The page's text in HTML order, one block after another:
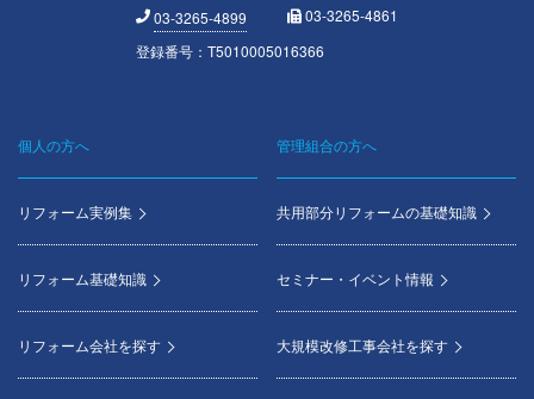
03-3265-4899
03-3265-4861
登録番号：T5010005016366
Footer
menu
個人の方へ
リフォーム実例集
リフォーム基礎知識
リフォーム会社を探す
管理組合の方へ
共用部分リフォームの基礎知識
セミナー・イベント情報
大規模改修工事会社を探す